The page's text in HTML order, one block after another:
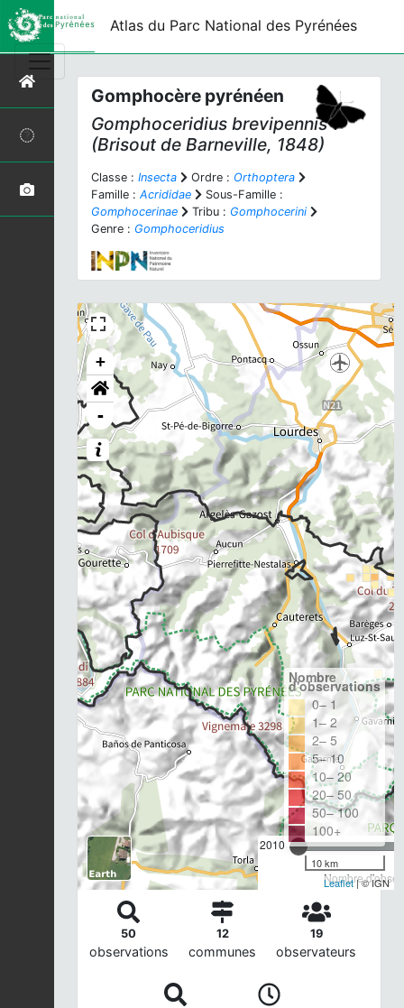
Atlas du Parc National des Pyrénées
Gomphocère pyrénéen
Gomphoceridius brevipennis
(Brisout de Barneville, 1848)
Classe : Insecta Ordre : Orthoptera
Famille : Acrididae
Sous-Famille :
Gomphocerinae
Tribu : Gomphocerini
Genre : Gomphoceridius
+
-
2010
Nombre
Nombre
d'observations
0– 1
1– 2
2– 5
5– 10
10– 20
20– 50
50– 100
100+
10 km
Leaflet| © IGN
50
observations
12
communes
19
observateurs